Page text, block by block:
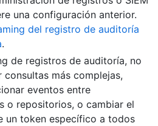
una configuración anterior.
del registro de auditoría
.
de registros de auditoría, no
consultas más complejas,
eventos entre
o repositorios, o cambiar el
un token específico a todos